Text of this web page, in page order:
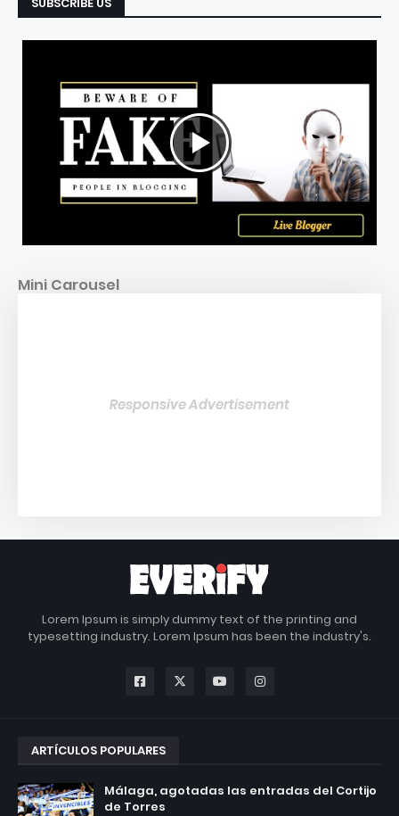
Mini Carousel
Responsive Advertisement
Lorem Ipsum is simply dummy text of the printing and
typesetting industry. Lorem Ipsum has been the industry's.
ARTÍCULOS POPULARES
Málaga, agotadas las entradas del Cortijo
de Torres